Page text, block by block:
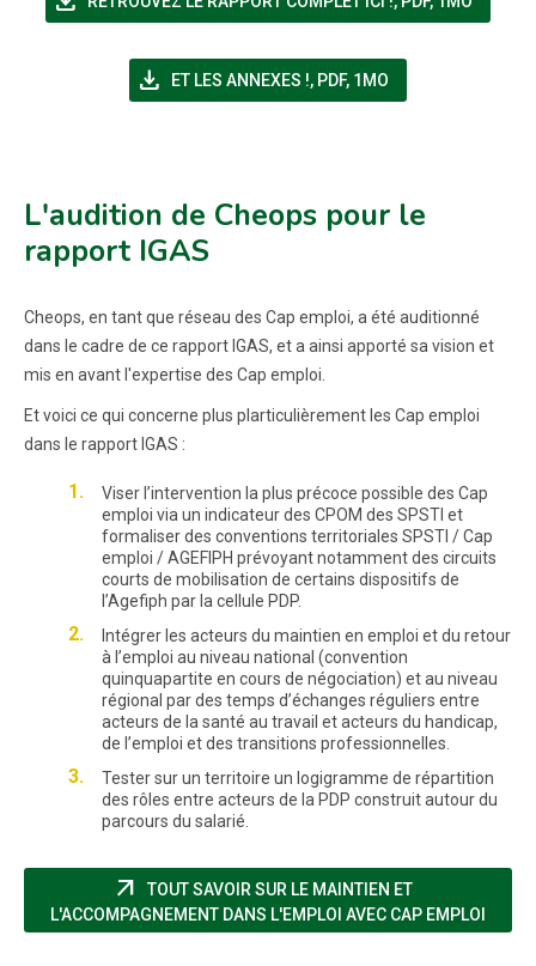
file_download ET LES ANNEXES !(NOUVELLE FENÊTRE)
, PDF, 1MO
L'audition de Cheops pour le
rapport IGAS
Cheops, en tant que réseau des Cap emploi, a été auditionné
dans le cadre de ce rapport IGAS, et a ainsi apporté sa vision et
mis en avant l'expertise des Cap emploi.
Et voici ce qui concerne plus plarticulièrement les Cap emploi
dans le rapport IGAS :
Viser l’intervention la plus précoce possible des Cap
emploi via un indicateur des CPOM des SPSTI et
formaliser des conventions territoriales SPSTI / Cap
emploi / AGEFIPH prévoyant notamment des circuits
courts de mobilisation de certains dispositifs de
l’Agefiph par la cellule PDP.
Intégrer les acteurs du maintien en emploi et du retour
à l’emploi au niveau national (convention
quinquapartite en cours de négociation) et au niveau
régional par des temps d’échanges réguliers entre
acteurs de la santé au travail et acteurs du handicap,
de l’emploi et des transitions professionnelles.
Tester sur un territoire un logigramme de répartition
des rôles entre acteurs de la PDP construit autour du
parcours du salarié.
arrow_outward
TOUT SAVOIR SUR LE MAINTIEN ET
L'ACCOMPAGNEMENT DANS L'EMPLOI AVEC CAP EMPLOI